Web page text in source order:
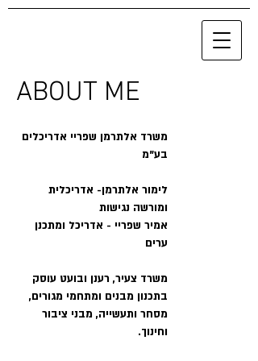
ABOUT ME
משרד אלתרמן שפריי אדריכלים
בע"מ
לימור אלתרמן- אדריכלית
ומורשה נגישות
אמיר שפריי - אדריכל ומתכנן
ערים
משרד צעיר, רענן ובועט עוסק
בתכנון מבנים ומתחמי מגורים,
מסחר ותעשייה, מבני ציבור
וחינוך.